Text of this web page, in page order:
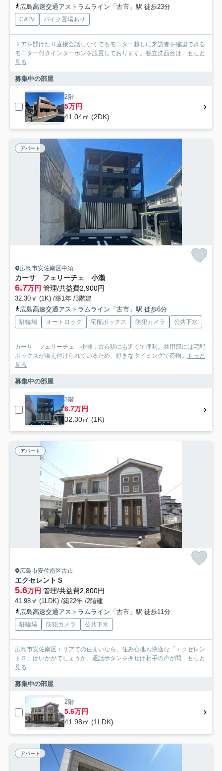
広島高速交通アストラムライン「古市」駅 徒歩23分
CATV バイク置場あり
ドアを開けたり直接会話しなくてもモニター越しに来訪者を確認できる
モニター付きインターホンを設置しております。独立洗面台は... もっと
見る
募集中の部屋
2階
5万円
41.04㎡ (2DK)
アパート
広島市安佐南区中須
カーサ フェリーチェ 小瀬
6.7万円 管理/共益費2,900円
32.30㎡ (1K) /築1年 /3階建
広島高速交通アストラムライン「古市」駅 徒歩6分
駐輪場 オートロック 宅配ボックス 防犯カメラ 公共下水
カーサ フェリーチェ 小瀬：古市駅にも近くて便利。共用部には宅配
ボックスが備え付けられているため、好きなタイミングで荷物... もっと
見る
募集中の部屋
3階
6.7万円
32.30㎡ (1K)
アパート
広島市安佐南区古市
エクセレントＳ
5.6万円 管理/共益費2,800円
41.98㎡ (1LDK) /築22年 /2階建
広島高速交通アストラムライン「古市」駅 徒歩11分
駐輪場 防犯カメラ 公共下水
広島市安佐南区エリアでの住まいなら、住み心地も快適な「エクセレン
トＳ」はいかがでしょうか。通話ボタンを押せば相手の声が聞... もっと
見る
募集中の部屋
2階
5.6万円
41.98㎡ (1LDK)
アパート